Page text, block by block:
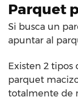
Parquet
Si busca un
apuntar al
Existen 2 tipos
parquet
totalmente de